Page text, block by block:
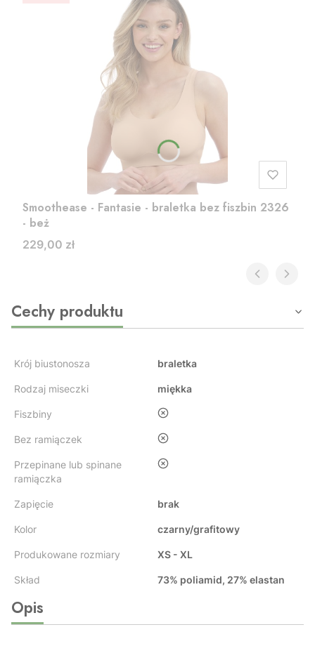
Smoothease - Fantasie - braletka bez fiszbin 2326
- beż
Cena
229,00 zł
Cechy produktu
Krój biustonosza braletka
Rodzaj miseczki miękka
Fiszbiny nie
Bez ramiączek nie
Przepinane lub spinane
ramiączka
nie
Zapięcie brak
Kolor czarny/grafitowy
Produkowane rozmiary XS - XL
Skład 73% poliamid, 27% elastan
Opis